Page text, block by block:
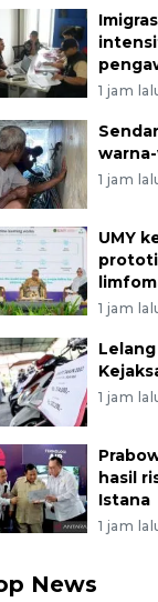
1 jam
1 jam
UMY
1 jam
1 jam
hasil
Istana
1 jam
News